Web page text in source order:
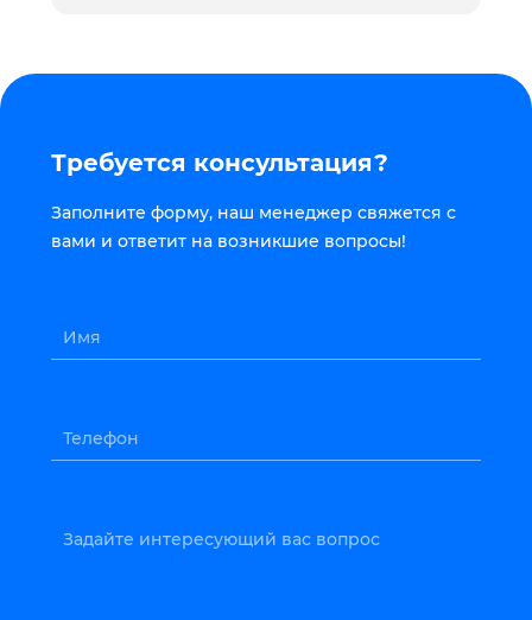
Требуется консультация?
Заполните форму, наш менеджер свяжется с
вами и ответит на возникшие вопросы!
Имя
Телефон
Задайте интересующий вас вопрос